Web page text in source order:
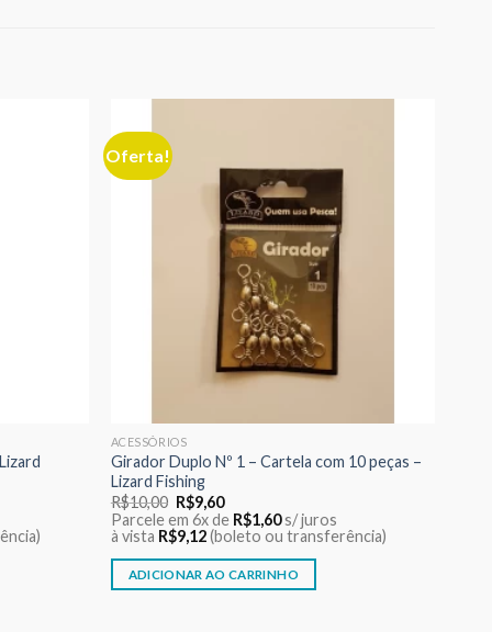
Oferta!
ACESSÓRIOS
Girador Duplo Nº 1 – Cartela com 10 peças –
Lizard Fishing
R$10,00 O
preço
original
era:
R$10,00.
R$9,60O
preço
atual
é:
R$9,60.
Parcele em 6x de R$1,60s/ juros
à vista R$9,12(boleto ou transferência)
ADICIONAR AO CARRINHO